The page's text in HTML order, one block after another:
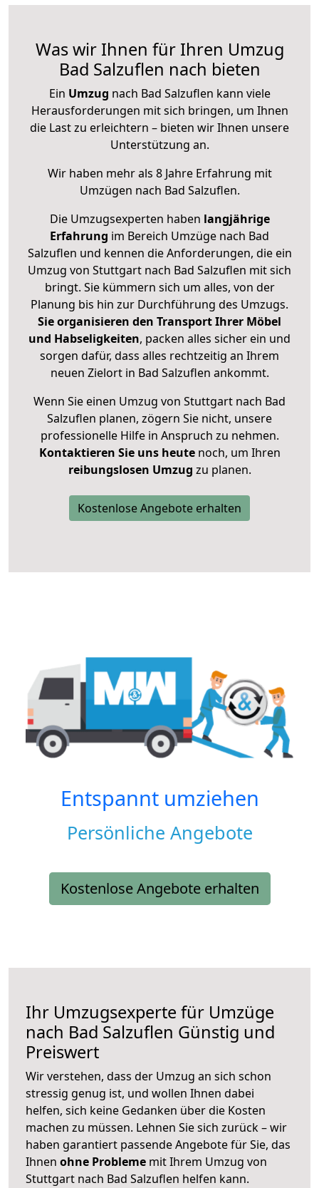
Was wir Ihnen für Ihren Umzug
Bad Salzuflen nach bieten
Ein Umzug nach Bad Salzuflen kann viele
Herausforderungen mit sich bringen, um Ihnen
die Last zu erleichtern – bieten wir Ihnen unsere
Unterstützung an.
Wir haben mehr als 8 Jahre Erfahrung mit
Umzügen nach Bad Salzuflen.
Die Umzugsexperten haben langjährige
Erfahrung im Bereich Umzüge nach Bad
Salzuflen und kennen die Anforderungen, die ein
Umzug von Stuttgart nach Bad Salzuflen mit sich
bringt. Sie kümmern sich um alles, von der
Planung bis hin zur Durchführung des Umzugs.
Sie organisieren den Transport Ihrer Möbel
und Habseligkeiten, packen alles sicher ein und
sorgen dafür, dass alles rechtzeitig an Ihrem
neuen Zielort in Bad Salzuflen ankommt.
Wenn Sie einen Umzug von Stuttgart nach Bad
Salzuflen planen, zögern Sie nicht, unsere
professionelle Hilfe in Anspruch zu nehmen.
Kontaktieren Sie uns heutenoch, um Ihren
reibungslosen Umzug zu planen.
Kostenlose Angebote erhalten
Entspannt umziehen
Persönliche Angebote
Kostenlose Angebote erhalten
Ihr Umzugsexperte für Umzüge
nach Bad Salzuflen Günstig und
Preiswert
Wir verstehen, dass der Umzug an sich schon
stressig genug ist, und wollen Ihnen dabei
helfen, sich keine Gedanken über die Kosten
machen zu müssen. Lehnen Sie sich zurück – wir
haben garantiert passende Angebote für Sie, das
Ihnen ohne Probleme mit Ihrem Umzug von
Stuttgart nach Bad Salzuflen helfen kann.